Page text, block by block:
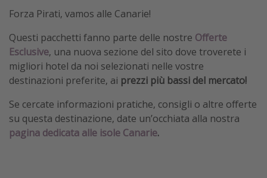
Forza Pirati, vamos alle Canarie!
Questi pacchetti fanno parte delle nostre Offerte
Esclusive, una nuova sezione del sito dove troverete i
migliori hotel da noi selezionati nelle vostre
destinazioni preferite, ai prezzi più bassi del mercato!
Se cercate informazioni pratiche, consigli o altre offerte
su questa destinazione, date un’occhiata alla nostra
pagina dedicata alle isole Canarie.